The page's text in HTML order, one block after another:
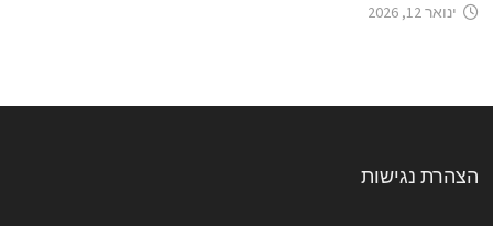
ינואר 12, 2026
הצהרת נגישות